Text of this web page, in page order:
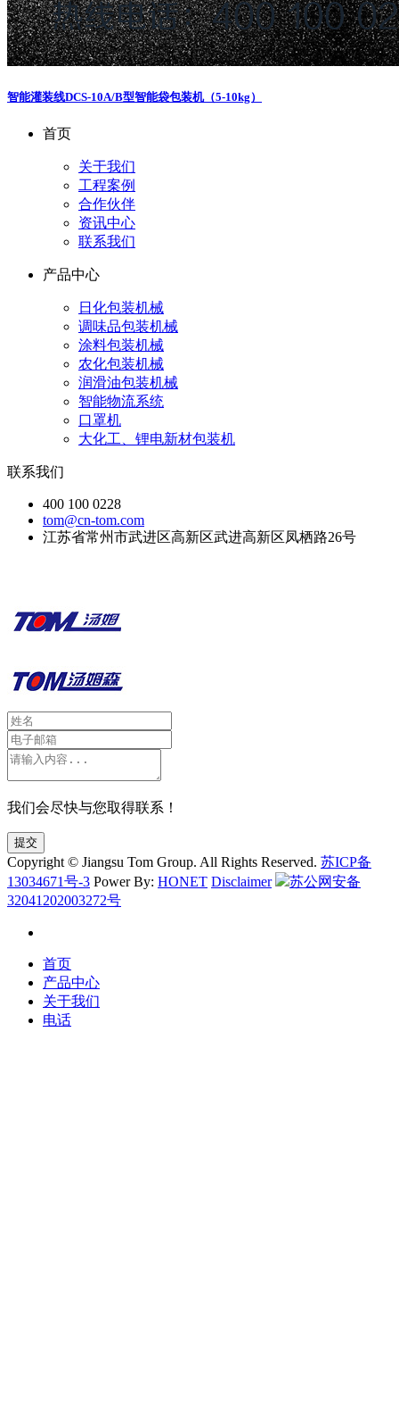
智能灌装线DCS-10A/B型智能袋包装机（5-10kg）
首页
关于我们
工程案例
合作伙伴
资讯中心
联系我们
产品中心
日化包装机械
调味品包装机械
涂料包装机械
农化包装机械
润滑油包装机械
智能物流系统
口罩机
大化工、锂电新材包装机
联系我们
400 100 0228
tom@cn-tom.com
江苏省常州市武进区高新区武进高新区凤栖路26号
我们会尽快与您取得联系！
提交
Copyright © Jiangsu Tom Group. All Rights Reserved. 苏ICP备
13034671号-3 Power By: HONET Disclaimer
苏公网安备
32041202003272号
首页
产品中心
关于我们
电话